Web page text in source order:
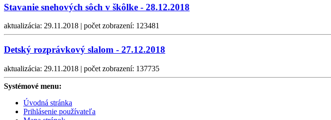
Stavanie snehových sôch v škôlke - 28.12.2018
aktualizácia: 29.11.2018 | počet zobrazení: 123481
Detský rozprávkový slalom - 27.12.2018
aktualizácia: 29.11.2018 | počet zobrazení: 137735
Systémové menu:
Úvodná stránka
Prihlásenie používateľa